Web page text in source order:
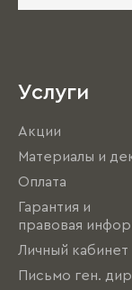
Услуги
Акции
Материалы и
Оплата
Гарантия и
правовая
Личный кабинет
Письмо ген.